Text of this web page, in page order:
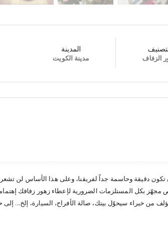
الزفاف
المدينة
مدينة الكويت
أن تكون دقيقة وحاسمة جداً لفريقنا، وعلى هذا الأساس لن
بكل المستلزمات الضرورية لإعطاء زهور زفافك
من خبراء سيحوّل بيتك، صالة الأفراح، السيارة، إلخ...